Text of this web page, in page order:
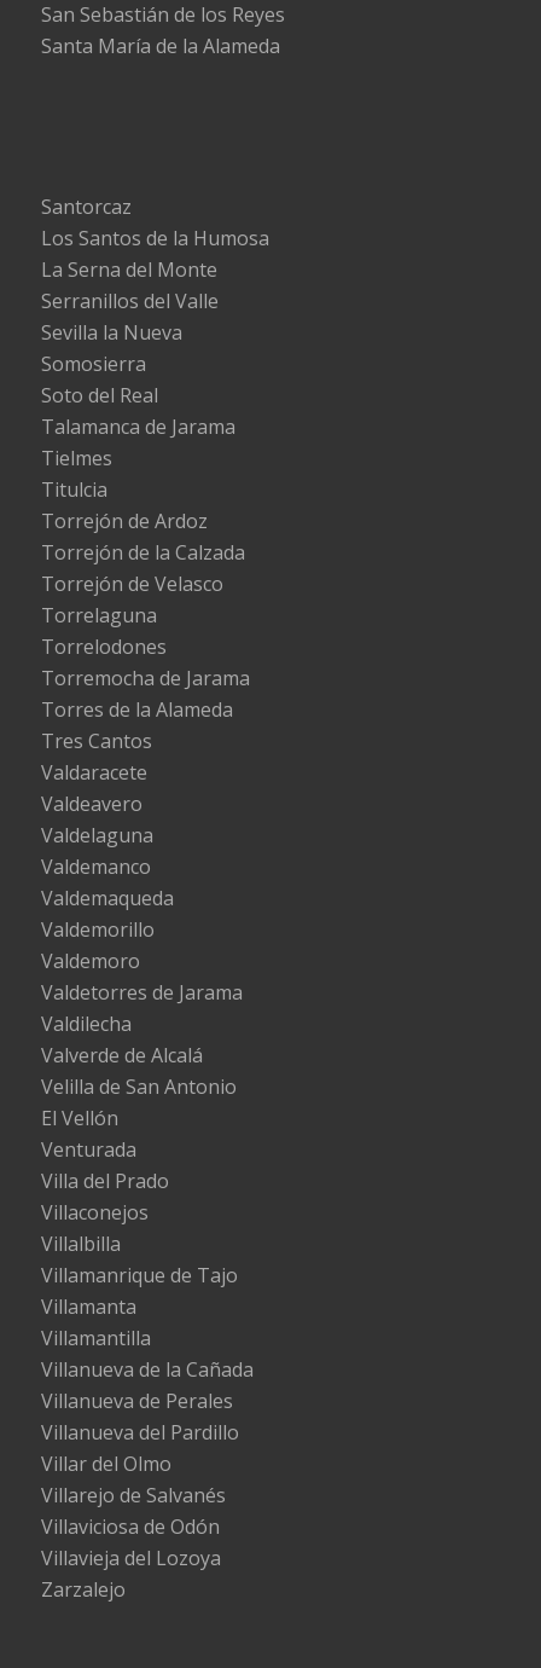
San Sebastián de los Reyes
Santa María de la Alameda
Santorcaz
Los Santos de la Humosa
La Serna del Monte
Serranillos del Valle
Sevilla la Nueva
Somosierra
Soto del Real
Talamanca de Jarama
Tielmes
Titulcia
Torrejón de Ardoz
Torrejón de la Calzada
Torrejón de Velasco
Torrelaguna
Torrelodones
Torremocha de Jarama
Torres de la Alameda
Tres Cantos
Valdaracete
Valdeavero
Valdelaguna
Valdemanco
Valdemaqueda
Valdemorillo
Valdemoro
Valdetorres de Jarama
Valdilecha
Valverde de Alcalá
Velilla de San Antonio
El Vellón
Venturada
Villa del Prado
Villaconejos
Villalbilla
Villamanrique de Tajo
Villamanta
Villamantilla
Villanueva de la Cañada
Villanueva de Perales
Villanueva del Pardillo
Villar del Olmo
Villarejo de Salvanés
Villaviciosa de Odón
Villavieja del Lozoya
Zarzalejo